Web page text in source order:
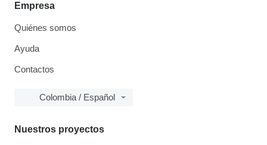
Empresa
Quiénes somos
Ayuda
Contactos
Colombia / Español
Nuestros proyectos